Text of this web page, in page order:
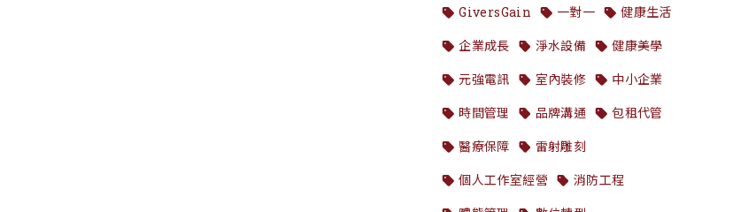
GiversGain
一對一
健康生活
企業成長
淨水設備
健康美學
元強電訊
室內裝修
中小企業
時間管理
品牌溝通
包租代管
醫療保障
雷射雕刻
個人工作室經營
消防工程